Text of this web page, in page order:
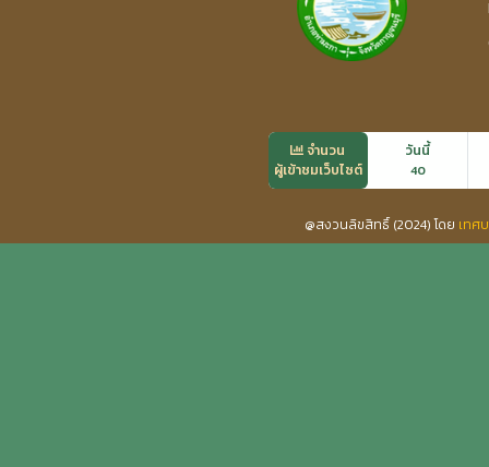
จำนวน
ผู้เข้าชมเว็บไซต์
วันนี้
40
@สงวนลิขสิทธิ์ (2024) โดย เทศ